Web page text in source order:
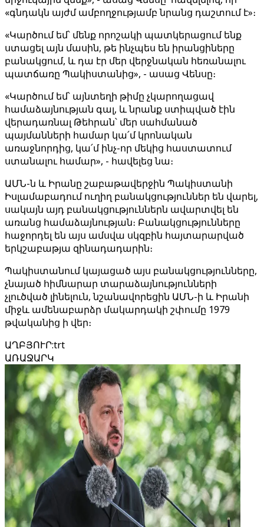
«գնդակն այժմ ամբողջությամբ նրանց դաշտում է»։
«Կարծում եմ՝ մենք որոշակի պատկերացում ենք
ստացել այն մասին, թե ինչպես են իրանցիները
բանակցում, և դա էր մեր վերջնական հեռանալու
պատճառը Պակիստանից», - ասաց Վենսը։
«Կարծում եմ՝ այնտեղի թիմը չկարողացավ
համաձայնության գալ, և նրանք ստիպված էին
վերադառնալ Թեհրան՝ մեր սահմանած
պայմանների համար կա՛մ կրոնական
առաջնորդից, կա՛մ ինչ-որ մեկից հաստատում
ստանալու համար», - հավելեց նա։
ԱՄՆ-ն և Իրանը շաբաթավերջին Պակիստանի
Իսլամաբադում ուղիղ բանակցություններ են վարել,
սակայն այդ բանակցություններն ավարտվել են
առանց համաձայնության։ Բանակցությունները
հաջորդել են այս ամսվա սկզբին հայտարարված
երկշաբաթյա զինադադարին։
Պակիստանում կայացած այս բանակցությունները,
չնայած հիմնարար տարաձայնությունների
չլուծված լինելուն, նշանավորեցին ԱՄՆ-ի և Իրանի
միջև ամենաբարձր մակարդակի շփումը 1979
թվականից ի վեր։
ԱՂԲՅՈՒՐ:trt
ԱՌԱՋԱՐԿ